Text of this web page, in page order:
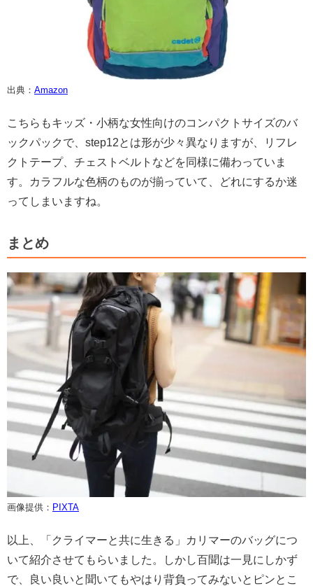
出典： Amazon
こちらもキッズ・小柄な女性向けのコンパクトサイズのバ
ックパックで、step12とは形が少々異なりますが、リフレ
クトテープ、チェストベルトなどを同様に備わっていま
す。カラフルな色柄のものが揃っていて、どれにするか迷
ってしまいますね。
まとめ
画像提供： PIXTA
以上、「クライマーと共に生きる」カリマーのバッグにつ
いて紹介させてもらいました。しかし百聞は一見にしかず
で、良い良いと聞いてもやはり背負ってみないとピンとこ